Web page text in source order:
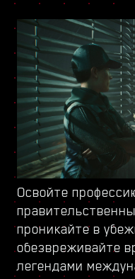
Освойте
проникайте в
обезвреживайте
легендами
Проникните в
город,
которой управляет
вооружённая
военным. Среди
Откройтеновое
всё, что нужно,
Новое оружие и
выжить среди
скрытных